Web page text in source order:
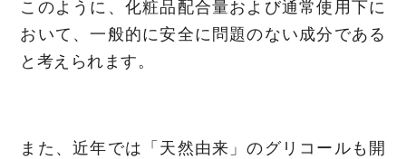
このように、化粧品配合量および通常使用下に
おいて、一般的に安全に問題のない成分である
と考えられます。
また、近年では「天然由来」のグリコールも開